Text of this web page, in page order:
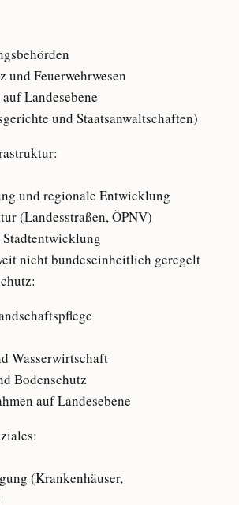
und Feuerwehrwesen
Landesebene
und Staatsanwaltschaften)
und regionale Entwicklung
(Landesstraßen, ÖPNV)
nicht bundeseinheitlich geregelt
Wasserwirtschaft
Bodenschutz
auf Landesebene
(Krankenhäuser,